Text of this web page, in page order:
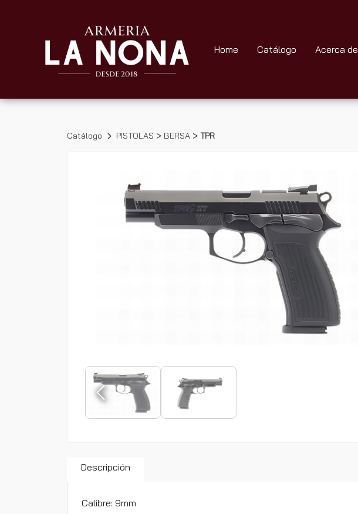
Home Catálogo Acerca de
Catálogo PISTOLAS > BERSA > TPR
Descripción
Calibre: 9mm